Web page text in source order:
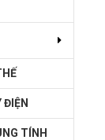
ĐIỆN
TÍNH